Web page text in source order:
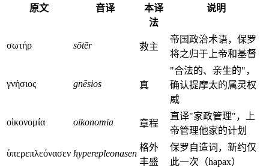
原文 音译
本译
法
说明
σωτήρ sōtēr 救主
帝国政治术语，保罗
将之归于上帝和基督
γνήσιος gnēsios 真
"合法的、亲生的"，
确认提摩太的属灵权
威
οἰκονομία oikonomia 章程
直译"家政管理"，上
帝管理他家的计划
ὑπερεπλεόνασεν hyperepleonasen
格外
丰盛
保罗自造词，新约仅
此一次（hapax）